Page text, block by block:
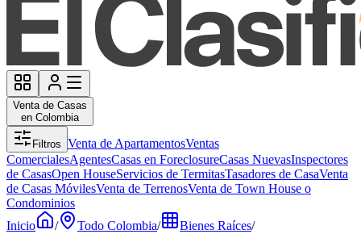
Venta de Casas
en Colombia
Filtros Venta de ApartamentosVentas
ComercialesAgentesCasas en ForeclosureCasas NuevasInspectores
de CasasOpen HouseServicios de TermitasTasadores de CasaVenta
de Casas MóvilesVenta de TerrenosVenta de Town House o
Condominios
Inicio
/ Todo Colombia/ Bienes Raíces/